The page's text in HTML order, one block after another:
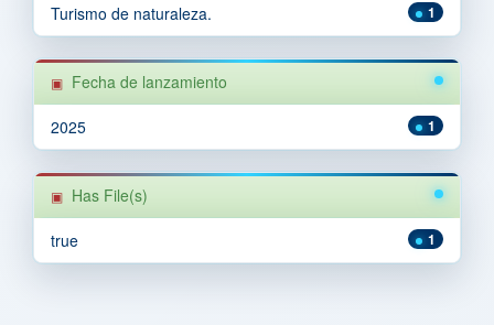
1
Turismo de naturaleza.
Fecha de lanzamiento
1
2025
Has File(s)
1
true